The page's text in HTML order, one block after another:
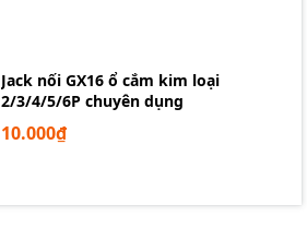
Jack nối GX16 ổ cắm kim loại
2/3/4/5/6P chuyên dụng
10.000₫